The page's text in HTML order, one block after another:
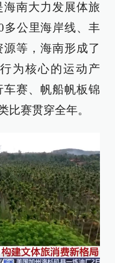
南大力发展体旅
多公里海岸线、丰
等，海南形成了
为核心的运动产
赛、帆船帆板锦
比赛贯穿全年。